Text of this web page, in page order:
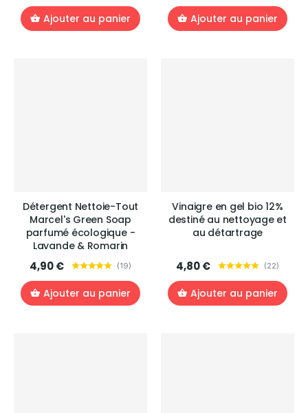
Ajouter au panier Ajouter au panier
Détergent Nettoie-Tout
Marcel's Green Soap
parfumé écologique -
Lavande & Romarin
4,90 € (19)
Ajouter au panier
Vinaigre en gel bio 12%
destiné au nettoyage et
au détartrage
4,80 € (22)
Ajouter au panier